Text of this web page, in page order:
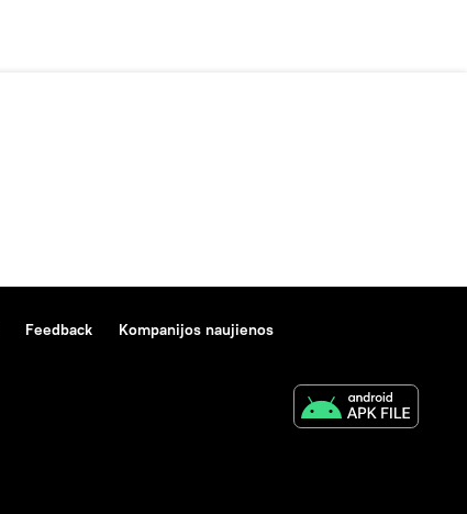
Feedback Kompanijos naujienos